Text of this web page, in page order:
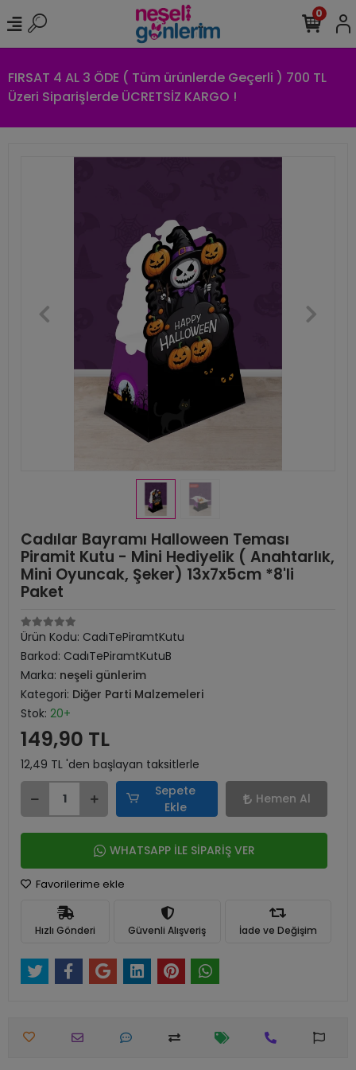
FIRSAT 4 AL 3 ÖDE ( Tüm ürünlerde Geçerli ) 700 TL
Üzeri Siparişlerde ÜCRETSİZ KARGO !
0
Cadılar Bayramı Halloween Teması
Piramit Kutu - Mini Hediyelik ( Anahtarlık,
Mini Oyuncak, Şeker) 13x7x5cm *8'li
Paket
Ürün Kodu: CadıTePiramtKutu
Barkod: CadıTePiramtKutuB
Marka: neşeli günlerim
Kategori: Diğer Parti Malzemeleri
Stok: 20+
149,90 TL
12,49 TL 'den başlayan taksitlerle
Sepete
Ekle
Hemen Al
WHATSAPP İLE SİPARİŞ VER
Favorilerime ekle
Hızlı Gönderi Güvenli Alışveriş İade ve Değişim